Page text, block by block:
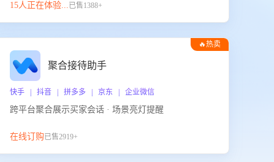
15人正在体验...已售1388+
🔥热卖
聚合接待助手
快手 | 抖音 | 拼多多 | 京东 | 企业微信
跨平台聚合展示买家会话 · 场景亮灯提醒
在线订购已售2919+